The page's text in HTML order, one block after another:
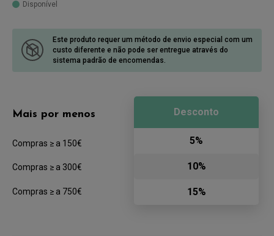
Disponível
Este produto requer um método de envio especial com um
custo diferente e não pode ser entregue através do
sistema padrão de encomendas.
Mais por menos
Compras ≥ a 150€
Compras ≥ a 300€
Compras ≥ a 750€
Desconto
5%
10%
15%